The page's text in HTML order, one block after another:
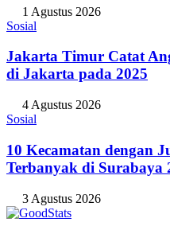
1 Agustus 2026
Sosial
Jakarta Timur Catat
di Jakarta pada 2025
4 Agustus 2026
Sosial
10 Kecamatan dengan
Terbanyak di Surabaya
3 Agustus 2026